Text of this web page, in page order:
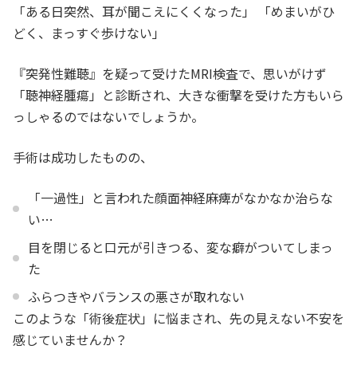
「ある日突然、耳が聞こえにくくなった」 「めまいがひ
どく、まっすぐ歩けない」
『突発性難聴』を疑って受けたMRI検査で、思いがけず
「聴神経腫瘍」と診断され、大きな衝撃を受けた方もいら
っしゃるのではないでしょうか。
手術は成功したものの、
「一過性」と言われた顔面神経麻痺がなかなか治らな
い…
目を閉じると口元が引きつる、変な癖がついてしまっ
た
ふらつきやバランスの悪さが取れない
このような「術後症状」に悩まされ、先の見えない不安を
感じていませんか？